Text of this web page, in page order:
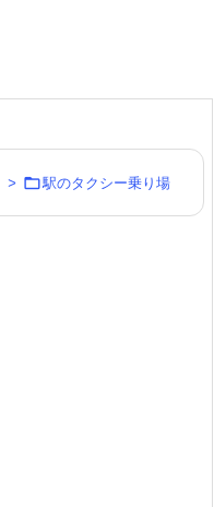
> 駅のタクシー乗り場